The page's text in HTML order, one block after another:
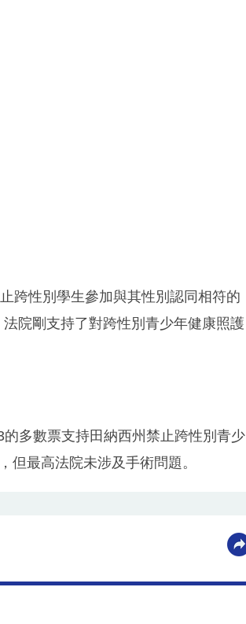
跨性別學生參加與其性別認同相符的
院剛支持了對跨性別青少年健康照護
多數票支持田納西州禁止跨性別青少
但最高法院未涉及手術問題。